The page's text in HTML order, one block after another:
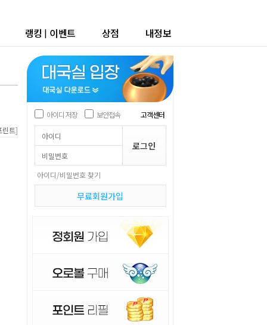
랭킹 | 이벤트 상점 내정보
린트]
아이디 저장 보안접속 고객센터
아이디/비밀번호 찾기
무료회원가입